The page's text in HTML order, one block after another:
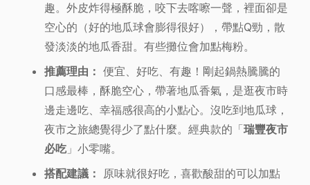
趣。外皮炸得極酥脆，咬下去喀嚓一聲，裡面卻是
空心的（好的地瓜球會膨得很好），帶點Q勁，散
發淡淡的地瓜香甜。有些攤位會加點梅粉。
推薦理由： 便宜、好吃、有趣！剛起鍋熱騰騰的
口感最棒，酥脆空心，帶著地瓜香氣，是逛夜市時
邊走邊吃、幸福感很高的小點心。沒吃到地瓜球，
夜市之旅總覺得少了點什麼。經典款的「瑞豐夜市
必吃」小零嘴。
搭配建議： 原味就很好吃，喜歡酸甜的可以加點